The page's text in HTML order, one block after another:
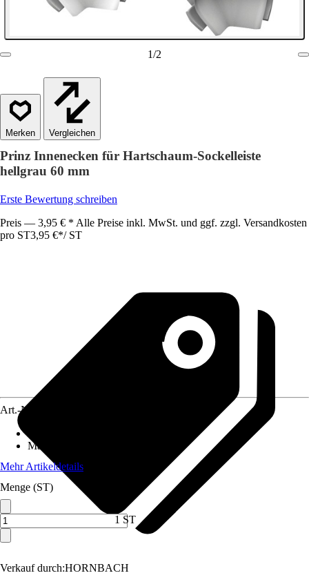
1/2
Vergleichen
Prinz Innenecken für Hartschaum-Sockelleiste
hellgrau 60 mm
Erste Bewertung schreiben
Preis — 3,95 € * Alle Preise inkl. MwSt. und ggf. zzgl. Versandkosten
pro ST3,95 €*/ ST
Verkauf durch:HORNBACH
Art.-Nr.
Material
Mehr Artikeldetails
Menge (ST)
1 ST